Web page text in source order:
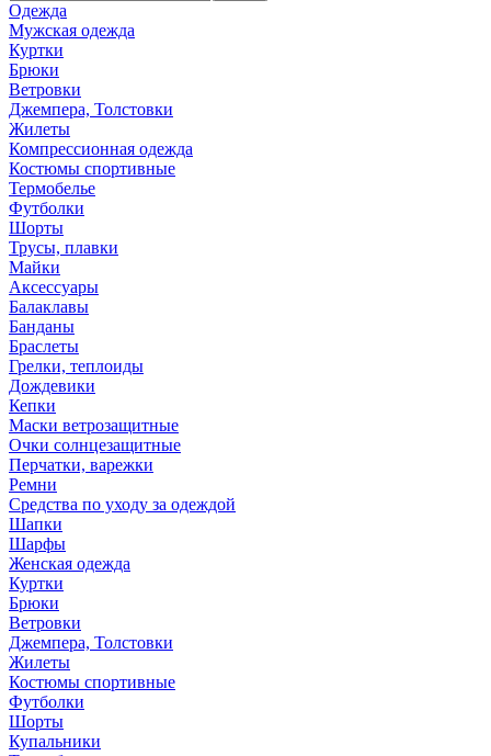
Одежда
Мужская одежда
Куртки
Брюки
Ветровки
Джемпера, Толстовки
Жилеты
Компрессионная одежда
Костюмы спортивные
Термобелье
Футболки
Шорты
Трусы, плавки
Майки
Аксессуары
Балаклавы
Банданы
Браслеты
Грелки, теплоиды
Дождевики
Кепки
Маски ветрозащитные
Очки солнцезащитные
Перчатки, варежки
Ремни
Средства по уходу за одеждой
Шапки
Шарфы
Женская одежда
Куртки
Брюки
Ветровки
Джемпера, Толстовки
Жилеты
Костюмы спортивные
Футболки
Шорты
Купальники